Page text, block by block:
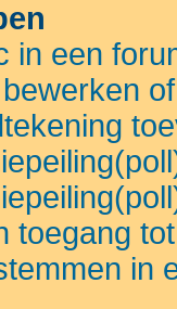
in een
toegang
in